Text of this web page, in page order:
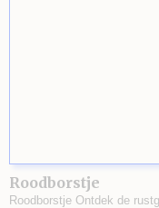
Roodborstje
Roodborstje Ontdek de